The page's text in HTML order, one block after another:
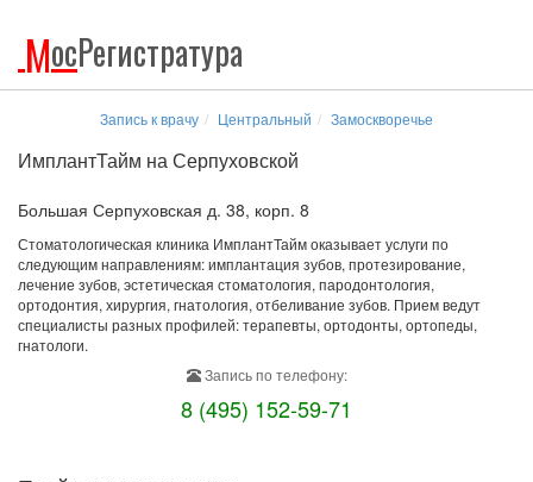
МосРегистратура
Запись к врачу Центральный Замоскворечье
ИмплантТайм на Серпуховской
Большая Серпуховская д. 38, корп. 8
Стоматологическая клиника ИмплантТайм оказывает услуги по
следующим направлениям: имплантация зубов, протезирование,
лечение зубов, эстетическая стоматология, пародонтология,
ортодонтия, хирургия, гнатология, отбеливание зубов. Прием ведут
специалисты разных профилей: терапевты, ортодонты, ортопеды,
гнатологи.
Запись по телефону:
8 (495) 152-59-71